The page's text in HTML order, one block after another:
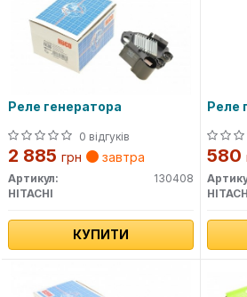
Реле генератора
0 відгуків
2 885 грн завтра
Артикул:
130408
HITACHI
КУПИТИ
Реле
580